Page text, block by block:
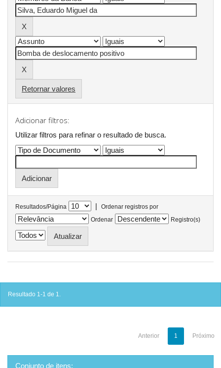
Retornar valores
Adicionar filtros:
Utilizar filtros para refinar o resultado de busca.
Resultados/Página |
Ordenar registros por
Ordenar
Registro(s)
Resultado 1-1 de 1.
Anterior 1 Próximo
Conjunto de itens: